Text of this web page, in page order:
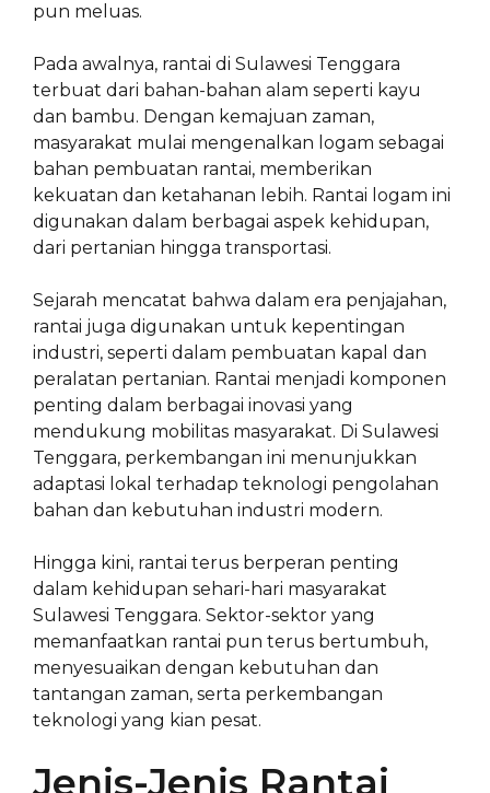
pun meluas.
Pada awalnya, rantai di Sulawesi Tenggara
terbuat dari bahan-bahan alam seperti kayu
dan bambu. Dengan kemajuan zaman,
masyarakat mulai mengenalkan logam sebagai
bahan pembuatan rantai, memberikan
kekuatan dan ketahanan lebih. Rantai logam ini
digunakan dalam berbagai aspek kehidupan,
dari pertanian hingga transportasi.
Sejarah mencatat bahwa dalam era penjajahan,
rantai juga digunakan untuk kepentingan
industri, seperti dalam pembuatan kapal dan
peralatan pertanian. Rantai menjadi komponen
penting dalam berbagai inovasi yang
mendukung mobilitas masyarakat. Di Sulawesi
Tenggara, perkembangan ini menunjukkan
adaptasi lokal terhadap teknologi pengolahan
bahan dan kebutuhan industri modern.
Hingga kini, rantai terus berperan penting
dalam kehidupan sehari-hari masyarakat
Sulawesi Tenggara. Sektor-sektor yang
memanfaatkan rantai pun terus bertumbuh,
menyesuaikan dengan kebutuhan dan
tantangan zaman, serta perkembangan
teknologi yang kian pesat.
Jenis-Jenis Rantai